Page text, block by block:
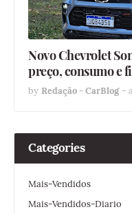
Novo Chevrolet
preço, consumo e
by Redação - CarBlog -
Categories
Mais-Vendidos
Mais-Vendidos-Diario